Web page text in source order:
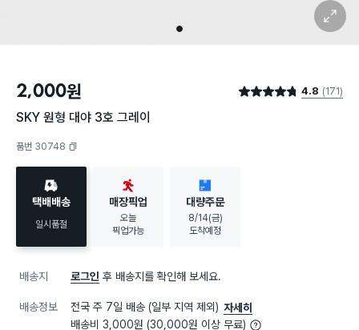
1
확대 보기
2,000원 별점 4.8점 4.8 (171)
SKY 원형 대야 3호 그레이
품번 30748
택배배송
일시품절
매장픽업
오늘
픽업가능
대량주문
8/14(금)
도착예정
배송지 로그인 후 배송지를 확인해 보세요.
배송정보 전국 주 7일 배송 (일부 지역 제외) 자세히
배송비 3,000원 (30,000원 이상 무료)